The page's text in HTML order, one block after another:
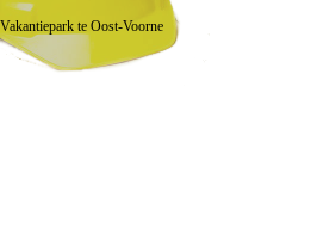
Vakantiepark te Oost-Voorne